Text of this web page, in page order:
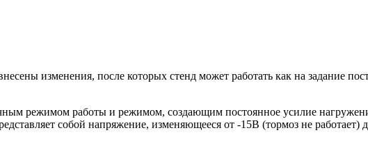
изменения, после которых стенд может работать как на задание
режимом работы и режимом, создающим постоянное усилие
собой напряжение, изменяющееся от -15В (тормоз не